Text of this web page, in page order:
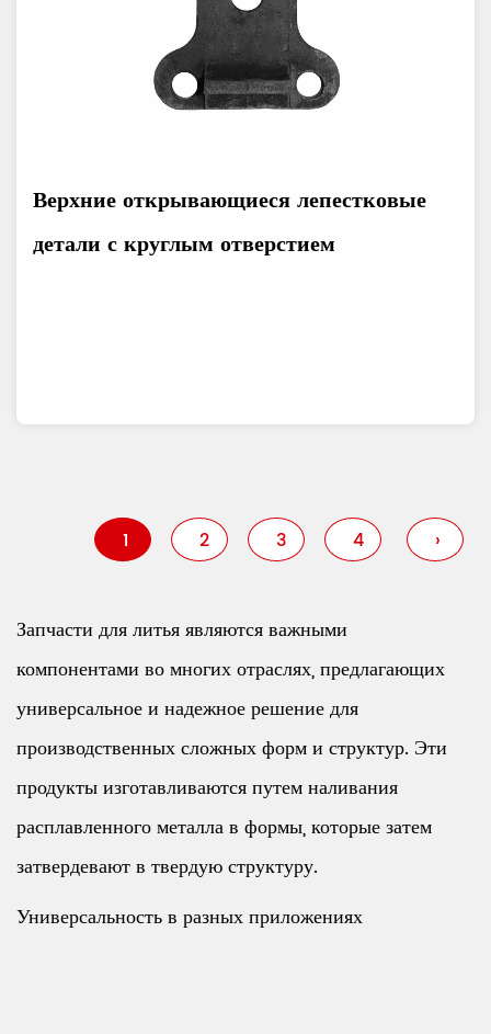
Верхние открывающиеся лепестковые
детали с круглым отверстием
1 2 3 4 ›
Запчасти для литья являются важными
компонентами во многих отраслях, предлагающих
универсальное и надежное решение для
производственных сложных форм и структур. Эти
продукты изготавливаются путем наливания
расплавленного металла в формы, которые затем
затвердевают в твердую структуру.
Универсальность в разных приложениях